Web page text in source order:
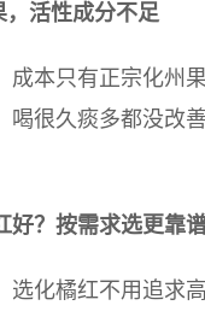
，活性成分不足
成本只有正宗化州
很久痰多都没改
好？按需求选更靠
选化橘红不用追求